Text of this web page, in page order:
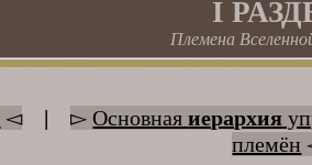
I
Племена
◅ | ▻Основнаяиерархия
племён